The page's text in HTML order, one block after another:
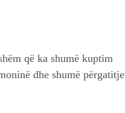
që ka shumë kuptim
dhe shumë përgatitje